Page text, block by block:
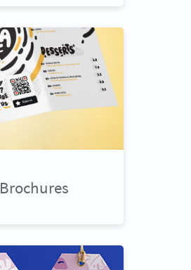
Brochures